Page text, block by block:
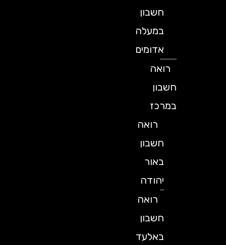
חשבון
במעלה
אדומים
רואה
חשבון
במרכז
רואה
חשבון
באור
יהודה
רואה
חשבון
באלעד